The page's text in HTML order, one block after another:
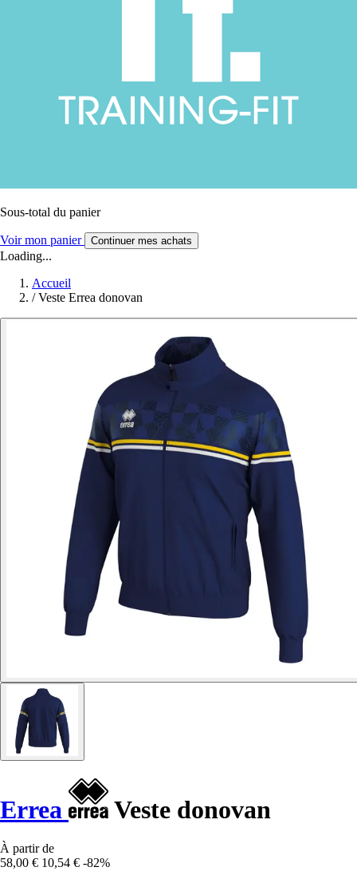
Sous-total du panier
Voir mon panier Continuer mes achats
Loading...
Accueil
/ Veste Errea donovan
Errea Veste donovan
À partir de
58,00 € 10,54 € -82%